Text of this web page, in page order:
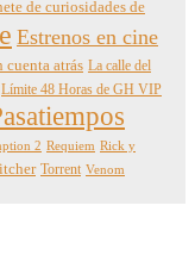
de curiosidades de
Estrenos en cine
cuenta atrás La calle del
Límite 48 Horas de GH VIP
2 Requiem Rick y
Torrent Venom